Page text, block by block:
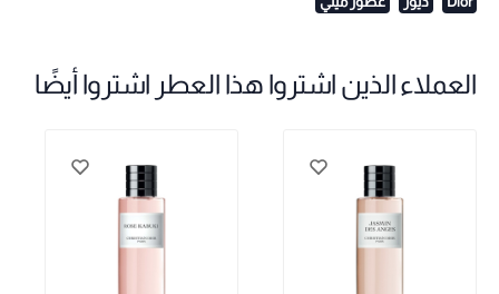
العملاء الذين اشتروا هذا العطر اشتروا أيضًا